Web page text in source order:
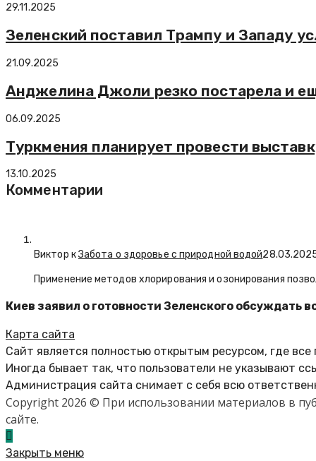
29.11.2025
Зеленский поставил Трампу и Западу
21.09.2025
Анджелина Джоли резко постарела и
06.09.2025
Туркмения планирует провести
13.10.2025
Комментарии
Виктор кЗабота о здоровье с природной водой
Применение методов хлорирования и озонирования
Киев заявил о готовности Зеленского обсуждать
Карта сайта
Сайт является полностью открытым ресурсом, где
Иногда бывает так, что пользователи не указывают
Администрация сайта снимает с себя всю
Copyright 2026 © При использовании материалов в
сайте.
Закрыть меню